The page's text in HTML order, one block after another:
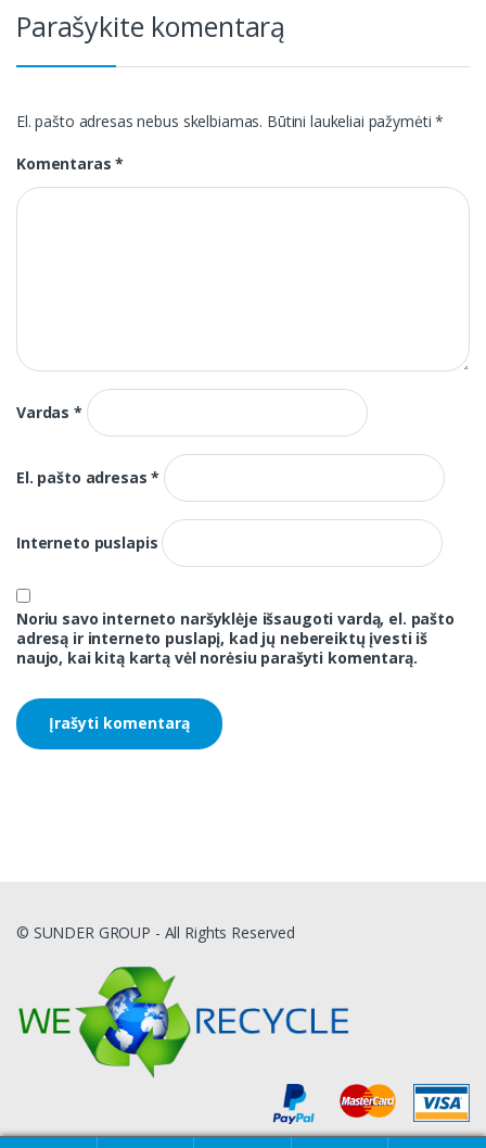
Parašykite komentarą
El. pašto adresas nebus skelbiamas. Būtini laukeliai pažymėti*
Komentaras*
Vardas*
El. pašto adresas*
Interneto puslapis
Noriu savo interneto naršyklėje išsaugoti vardą, el. pašto
adresą ir interneto puslapį, kad jų nebereiktų įvesti iš
naujo, kai kitą kartą vėl norėsiu parašyti komentarą.
© SUNDER GROUP - All Rights Reserved